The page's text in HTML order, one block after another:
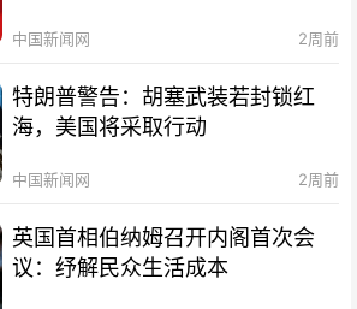
中国新闻网 2周前
特朗普警告：胡塞武装若封锁红
海，美国将采取行动
中国新闻网 2周前
英国首相伯纳姆召开内阁首次会
议：纾解民众生活成本